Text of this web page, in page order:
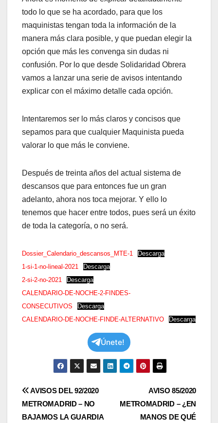
todo lo que se ha acordado, para que los
maquinistas tengan toda la información de la
manera más clara posible, y que puedan elegir la
opción que más les convenga sin dudas ni
confusión. Por lo que desde Solidaridad Obrera
vamos a lanzar una serie de avisos intentando
explicar con el máximo detalle cada opción.
Intentaremos ser lo más claros y concisos que
sepamos para que cualquier Maquinista pueda
valorar lo que más le conviene.
Después de treinta años del actual sistema de
descansos que para entonces fue un gran
adelanto, ahora nos toca mejorar. Y ello lo
tenemos que hacer entre todos, pues será un éxito
de toda la categoría, o no será.
Dossier_Calendario_descansos_MTE-1
Descarga
1-si-1-no-lineal-2021
Descarga
2-si-2-no-2021
Descarga
CALENDARIO-DE-NOCHE-2-FINDES-
CONSECUTIVOS
Descarga
CALENDARIO-DE-NOCHE-FINDE-ALTERNATIVO
Descarga
Únete!
Navegación
de
AVISO 85/2020
METROMADRID – ¿EN
MANOS DE QUÉ
AVISOS DEL 92/2020
METROMADRID – ​NO
BAJAMOS LA GUARDIA